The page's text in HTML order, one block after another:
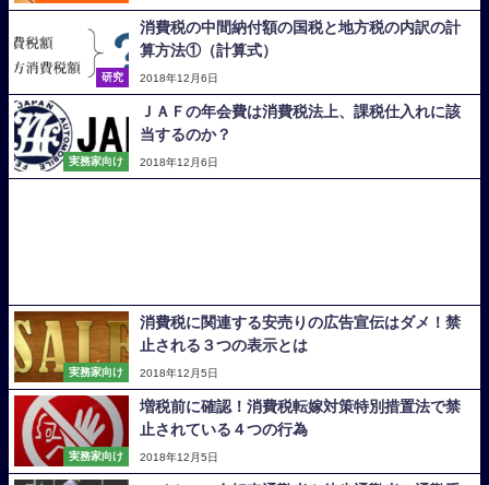
研究
消費税の中間納付額の国税と地方税の内訳の計
算方法①（計算式）
2018年12月6日
実務家向け
ＪＡＦの年会費は消費税法上、課税仕入れに該
当するのか？
2018年12月6日
実務家向け
消費税に関連する安売りの広告宣伝はダメ！禁
止される３つの表示とは
2018年12月5日
実務家向け
増税前に確認！消費税転嫁対策特別措置法で禁
止されている４つの行為
2018年12月5日